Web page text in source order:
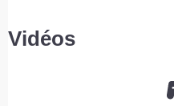
Vidéos